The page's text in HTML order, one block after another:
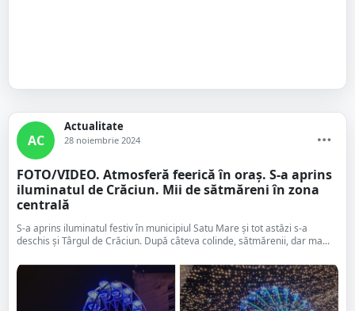
AC
Actualitate
28 noiembrie 2024
FOTO/VIDEO. Atmosferă feerică în oraș. S-a aprins
iluminatul de Crăciun. Mii de sătmăreni în zona
centrală
S-a aprins iluminatul festiv în municipiul Satu Mare și tot astăzi s-a
deschis și Târgul de Crăciun. După câteva colinde, sătmărenii, dar ma...